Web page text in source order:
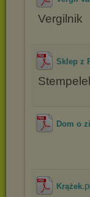
Vergilnik
Sklep z
Dom o
Krążek